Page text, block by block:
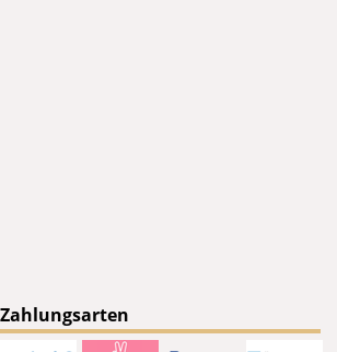
Zahlungsarten